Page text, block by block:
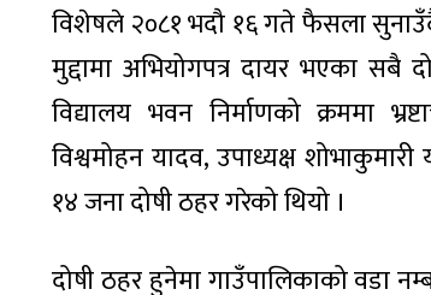
विशेषले २०८१ भदौ १६ गते फैसला
मुद्दामा अभियोगपत्र दायर भएका सबै
विद्यालय भवन निर्माणको क्रममा
विश्वमोहन यादव, उपाध्यक्ष
१४ जना दोषी ठहर गरेको थियो ।
दोषी ठहर हुनेमा गाउँपालिकाको वडा